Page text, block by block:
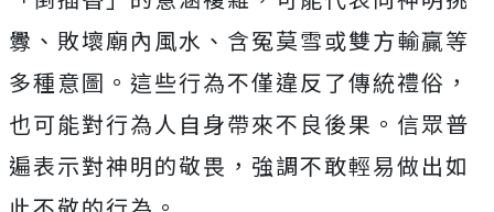
釁、敗壞廟內風水、含冤莫雪或雙方輸贏等
多種意圖。這些行為不僅違反了傳統禮俗，
也可能對行為人自身帶來不良後果。信眾普
遍表示對神明的敬畏，強調不敢輕易做出如